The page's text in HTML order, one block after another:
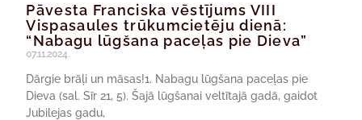
Pāvesta Franciska vēstījums VIII
Vispasaules trūkumcietēju dienā:
“Nabagu lūgšana paceļas pie Dieva”
07.11.2024.
Dārgie brāļi un māsas!1. Nabagu lūgšana paceļas pie
Dieva (sal. Sīr 21, 5). Šajā lūgšanai veltītajā gadā, gaidot
Jubilejas gadu,